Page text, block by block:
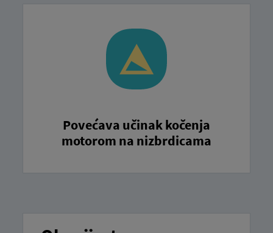
Povećava učinak kočenja
motorom na nizbrdicama